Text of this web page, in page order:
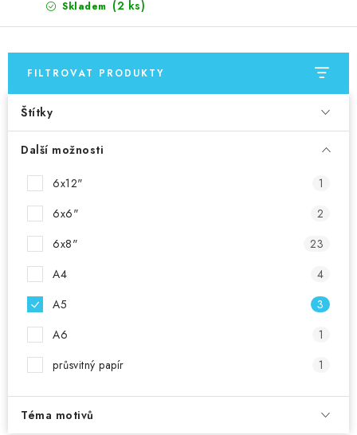
Hodnocení obchodu
Obchodní podmínky
Podmínky ochrany osobních údajů
Ověřování recenzí
Jak nakupovat
Skladem (2 ks)
FILTROVAT PRODUKTY
Štítky
Další možnosti
6x12"
1
6x6"
2
6x8"
23
A4
4
A5
3
A6
1
průsvitný papír
1
Téma motivů